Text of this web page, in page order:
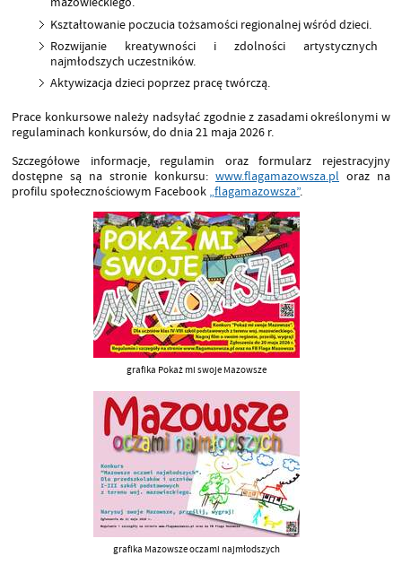
Kształtowanie poczucia tożsamości regionalnej wśród dzieci.
Rozwijanie kreatywności i zdolności artystycznych
najmłodszych uczestników.
Aktywizacja dzieci poprzez pracę twórczą.
Prace konkursowe należy nadsyłać zgodnie z zasadami określonymi w
regulaminach konkursów,do dnia 21 maja 2026 r.
Szczegółowe informacje, regulamin oraz formularz rejestracyjny
dostępne są na stronie konkursu:www.flagamazowsza.pl oraz na
profilu społecznościowym Facebook „flagamazowsza”.
grafika Pokaż mi swoje Mazowsze
grafika Mazowsze oczami najmłodszych